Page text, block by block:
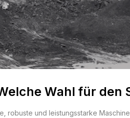
Wahl für den
robuste und leistungsstarke